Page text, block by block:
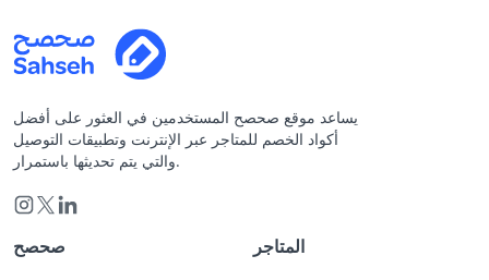
يساعد موقع صحصح المستخدمين في العثور على أفضل
أكواد الخصم للمتاجر عبر الإنترنت وتطبيقات التوصيل
والتي يتم تحديثها باستمرار.
صحصح المتاجر